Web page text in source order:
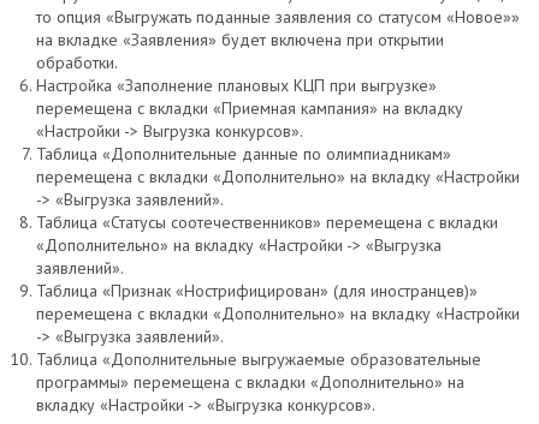
то опция «Выгружать поданные заявления со статусом «Новое»»
на вкладке «Заявления» будет включена при открытии
обработки.
Настройка «Заполнение плановых КЦП при выгрузке»
перемещена с вкладки «Приемная кампания» на вкладку
«Настройки -> Выгрузка конкурсов».
Таблица «Дополнительные данные по олимпиадникам»
перемещена с вкладки «Дополнительно» на вкладку «Настройки
-> «Выгрузка заявлений».
Таблица «Статусы соотечественников» перемещена с вкладки
«Дополнительно» на вкладку «Настройки -> «Выгрузка
заявлений».
Таблица «Признак «Нострифицирован» (для иностранцев)»
перемещена с вкладки «Дополнительно» на вкладку «Настройки
-> «Выгрузка заявлений».
Таблица «Дополнительные выгружаемые образовательные
программы» перемещена с вкладки «Дополнительно» на
вкладку «Настройки -> «Выгрузка конкурсов».